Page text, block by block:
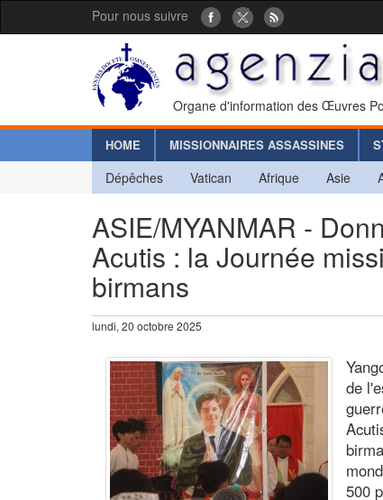
Pour nous suivre
Organe d'information des Œuvres
HOME MISSIONNAIRES ASSASSINES
Dépêches Vatican Afrique Asie
ASIE/MYANMAR -
Acutis : la Journée
birmans
lundi, 20 octobre 2025
de
500